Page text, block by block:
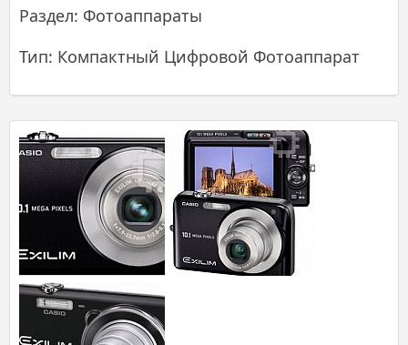
Раздел: Фотоаппараты
Тип: Компактный Цифровой Фотоаппарат